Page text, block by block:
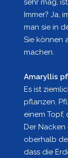
sehr mag,
Immer? Ja,
man sie in
Sie können
machen.
Amaryllis
Es ist
pflanzen.
einem Topf,
Der
oberhalb
dass die